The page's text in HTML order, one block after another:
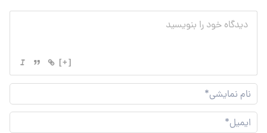
[+]
نام